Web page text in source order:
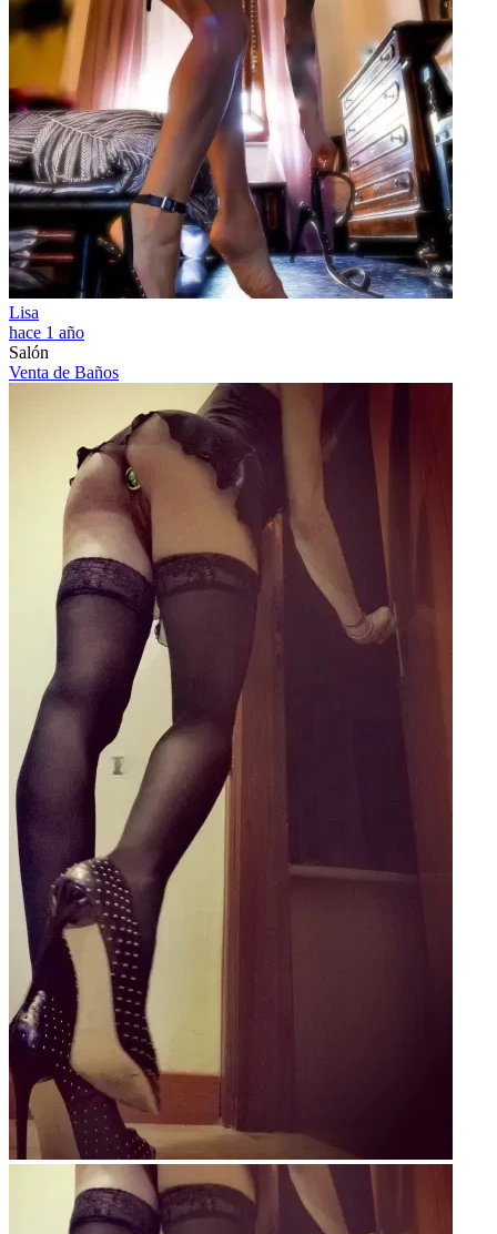
Lisa
hace 1 año
Salón
Venta de Baños